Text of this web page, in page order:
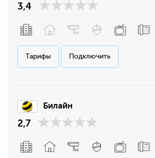
3,4
Тарифы Подключить
Билайн
2,7